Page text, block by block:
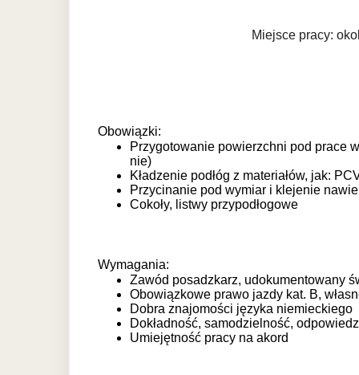
Miejsce pracy:
Obowiązki:
Przygotowanie powierzchni pod prace
nie)
Kładzenie podłóg z materiałów, jak:
Przycinanie pod wymiar i klejenie
Cokoły, listwy przypodłogowe
Wymagania:
Zawód posadzkarz, udokumentowany
Obowiązkowe prawo jazdy kat. B,
Dobra znajomości języka niemieckiego
Dokładność, samodzielność,
Umiejętność pracy na akord